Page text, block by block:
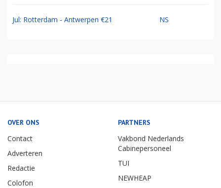
Jul: Rotterdam - Antwerpen €21 NS
OVER ONS
Contact
Adverteren
Redactie
Colofon
PARTNERS
Vakbond Nederlands
Cabinepersoneel
TUI
NEWHEAP